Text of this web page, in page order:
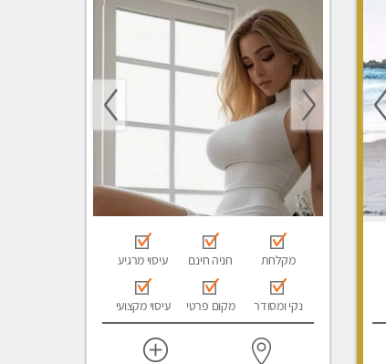
מקלחת חניה חינם עיסוי מרגיע
נקי ומסודר מקום פרטי עיסוי מקצועי